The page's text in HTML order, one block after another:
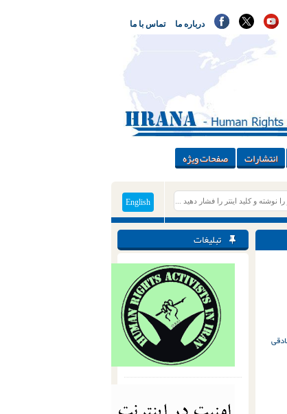
تماس با ما درباره ما
انتشارات صفحات ویژه
English
تبلیغات